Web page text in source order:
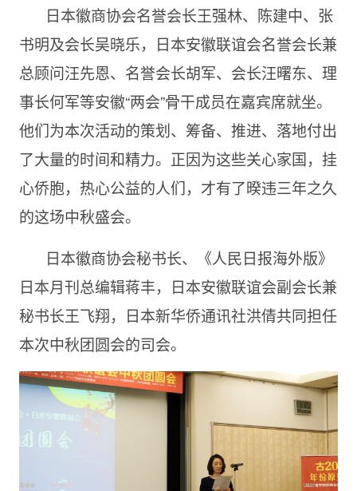
日本徽商协会名誉会长王强林、陈建中、张
书明及会长吴晓乐，日本安徽联谊会名誉会长兼
总顾问汪先恩、名誉会长胡军、会长汪曙东、理
事长何军等安徽“两会”骨干成员在嘉宾席就坐。
他们为本次活动的策划、筹备、推进、落地付出
了大量的时间和精力。正因为这些关心家国，挂
心侨胞，热心公益的人们，才有了暌违三年之久
的这场中秋盛会。
日本徽商协会秘书长、《人民日报海外版》
日本月刊总编辑蒋丰，日本安徽联谊会副会长兼
秘书长王飞翔，日本新华侨通讯社洪倩共同担任
本次中秋团圆会的司会。